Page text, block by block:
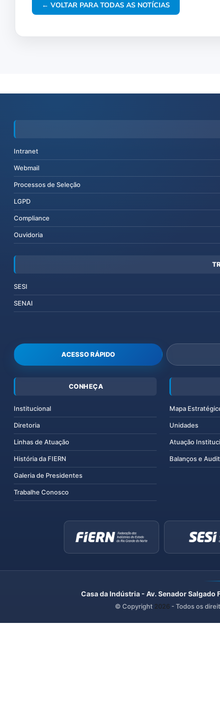
← VOLTAR PARA TODAS AS NOTÍCIAS
Intranet
Webmail
Processos de Seleção
LGPD
Compliance
Ouvidoria
SESI
SENAI
ACESSO RÁPIDO
CONHEÇA
Institucional
Diretoria
Linhas de Atuação
História da FIERN
Galeria de Presidentes
Trabalhe Conosco
Mapa
Unidades
Atuação
Balanços e
Casa da Indústria - Av. Senador
© Copyright 2026 - Todos os